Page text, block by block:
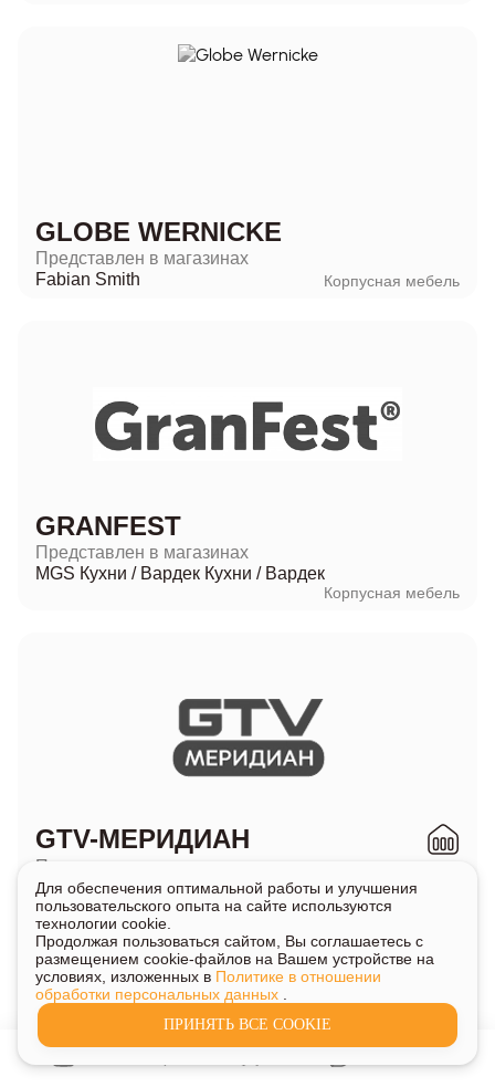
GLOBE WERNICKE
Представлен в магазинах
Fabian Smith
Корпусная мебель
GRANFEST
Представлен в магазинах
MGS Кухни / Вардек Кухни / Вардек
Корпусная мебель
GTV-МЕРИДИАН
Представлен в магазинах
Дуэт/Форест Грант
Корпусная мебель
Свет и электротовары
H
Для обеспечения оптимальной работы и улучшения
пользовательского опыта на сайте используются
технологии cookie.
Продолжая пользоваться сайтом, Вы соглашаетесь с
размещением cookie-файлов на Вашем устройстве на
условиях, изложенных в Политике в отношении
обработки персональных данных
ПРИНЯТЬ ВСЕ COOKIE